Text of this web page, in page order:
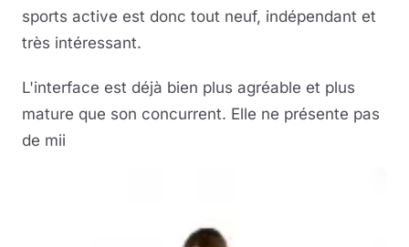
sports active est donc tout neuf, indépendant et
très intéressant.
L'interface est déjà bien plus agréable et plus
mature que son concurrent. Elle ne présente pas
de mii